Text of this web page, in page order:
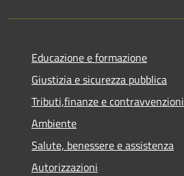
Educazione e formazione
Giustizia e sicurezza pubblica
Tributi,finanze e contravvenzioni
Ambiente
Salute, benessere e assistenza
Autorizzazioni